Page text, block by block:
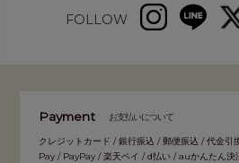
FOLLOW
Payment お支払いについて
クレジットカード / 銀行振込 / 郵便振込 / 代金
Pay / PayPay / 楽天ペイ / d払い / auかんたん決